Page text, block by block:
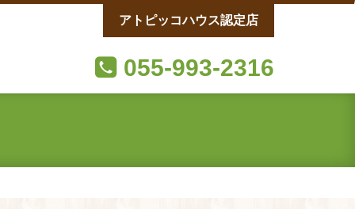
055-993-2316
アトピッコハウス認定店